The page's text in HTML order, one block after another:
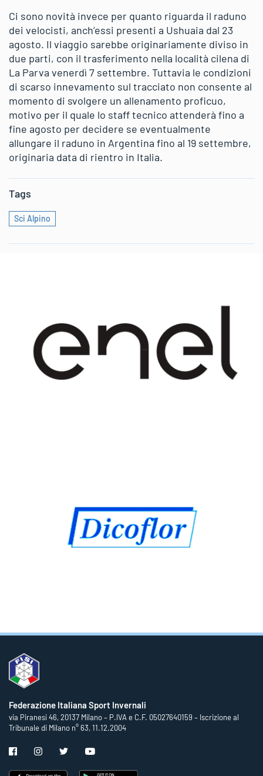
Ci sono novità invece per quanto riguarda il raduno
dei velocisti, anch’essi presenti a Ushuaia dal 23
agosto. Il viaggio sarebbe originariamente diviso in
due parti, con il trasferimento nella località cilena di
La Parva venerdì 7 settembre. Tuttavia le condizioni
di scarso innevamento sul tracciato non consente al
momento di svolgere un allenamento proficuo,
motivo per il quale lo staff tecnico attenderà fino a
fine agosto per decidere se eventualmente
allungare il raduno in Argentina fino al 19 settembre,
originaria data di rientro in Italia.
Tags
Sci Alpino
Federazione Italiana Sport Invernali
via Piranesi 46, 20137 Milano – P.IVA e C.F. 05027640159 – Iscrizione al
Tribunale di Milano n° 63, 11.12.2004